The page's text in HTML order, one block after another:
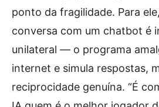
ponto da fragilidade. Para
conversa com um chatbot é
unilateral — o programa
internet e simula respostas,
reciprocidade genuína. “É